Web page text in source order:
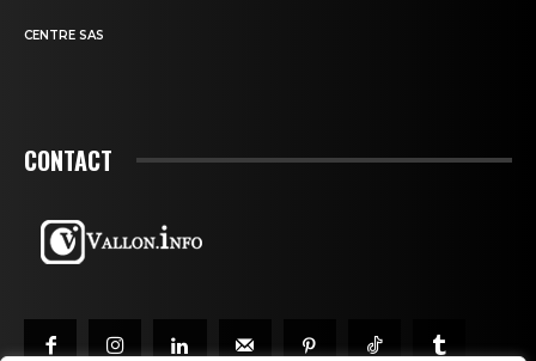
CENTRE SAS
CONTACT